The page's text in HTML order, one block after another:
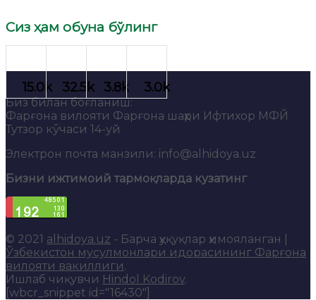
Сиз ҳам обуна бўлинг
Биз билан боғланиш:
Фарғона вилояти Фарғона шаҳри Ифтихор МФЙ
Тутзор кўчаси 14-уй
Электрон почта манзили: info@alhidoya.uz
Бизни ижтимоий тармоқларда кузатинг
© 2021 alhidoya.uz - Барча ҳуқуқлар ҳимояланган |
Ўзбекистон мусулмонлари идорасининг Фарғона
вилояти вакиллиги.
Ишлаб чиқувчи Hindol Kodirov.
[wbcr_snippet id="16430"]